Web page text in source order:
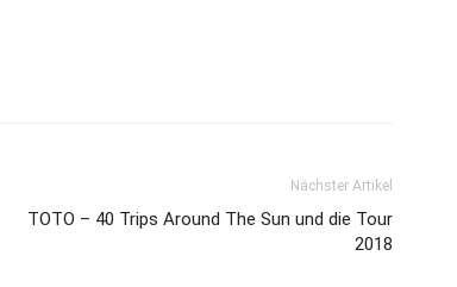
Nächster Artikel
TOTO – 40 Trips Around The Sun und die Tour
2018